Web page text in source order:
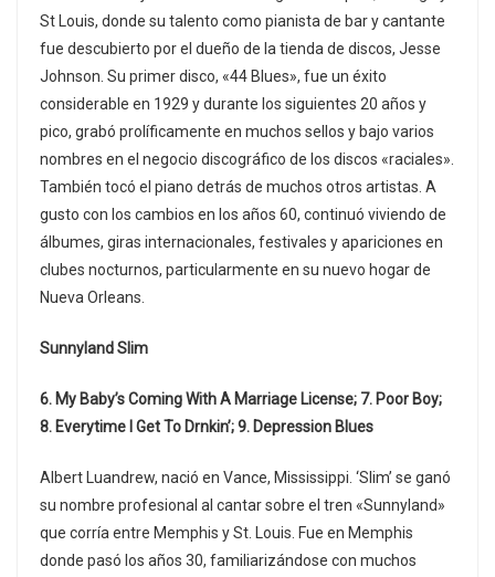
St Louis, donde su talento como pianista de bar y cantante
fue descubierto por el dueño de la tienda de discos, Jesse
Johnson. Su primer disco, «44 Blues», fue un éxito
considerable en 1929 y durante los siguientes 20 años y
pico, grabó prolíficamente en muchos sellos y bajo varios
nombres en el negocio discográfico de los discos «raciales».
También tocó el piano detrás de muchos otros artistas. A
gusto con los cambios en los años 60, continuó viviendo de
álbumes, giras internacionales, festivales y apariciones en
clubes nocturnos, particularmente en su nuevo hogar de
Nueva Orleans.
Sunnyland Slim
6. My Baby’s Coming With A Marriage License; 7. Poor Boy;
8. Everytime I Get To Drnkin’; 9. Depression Blues
Albert Luandrew, nació en Vance, Mississippi. ‘Slim’ se ganó
su nombre profesional al cantar sobre el tren «Sunnyland»
que corría entre Memphis y St. Louis. Fue en Memphis
donde pasó los años 30, familiarizándose con muchos